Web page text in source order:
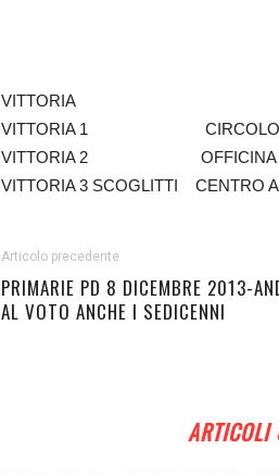
VITTORIA
VITTORIA 1
VITTORIA 2
VITTORIA 3 SCOGLITTI
Articolo precedente
PRIMARIE PD 8 DICEMBRE 2013-
AL VOTO ANCHE I SEDICENNI
ARTICOLI